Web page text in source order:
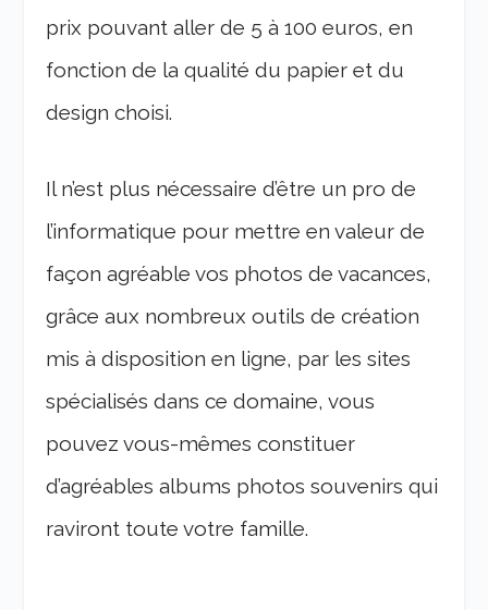
prix pouvant aller de 5 à 100 euros, en
fonction de la qualité du papier et du
design choisi.
Il n’est plus nécessaire d’être un pro de
l’informatique pour mettre en valeur de
façon agréable vos photos de vacances,
grâce aux nombreux outils de création
mis à disposition en ligne, par les sites
spécialisés dans ce domaine, vous
pouvez vous-mêmes constituer
d’agréables albums photos souvenirs qui
raviront toute votre famille.